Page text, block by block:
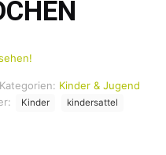
Kategorien: Kinder & Jugend
Kinder
kindersattel